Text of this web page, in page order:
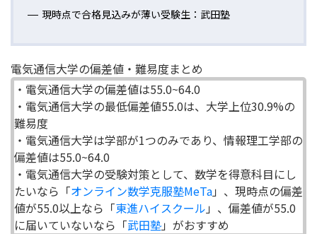
現時点で合格見込みが薄い受験生：武田塾
電気通信大学の偏差値・難易度まとめ
・電気通信大学の偏差値は55.0~64.0
・電気通信大学の最低偏差値55.0は、大学上位30.9%の
難易度
・電気通信大学は学部が1つのみであり、情報理工学部の
偏差値は55.0~64.0
・電気通信大学の受験対策として、数学を得意科目にし
たいなら「オンライン数学克服塾MeTa」、現時点の偏差
値が55.0以上なら「東進ハイスクール 」、偏差値が55.0
に届いていないなら「武田塾」がおすすめ